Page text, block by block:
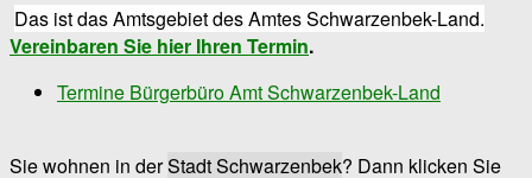
Das ist das Amtsgebiet des Amtes Schwarzenbek-Land.
Vereinbaren Sie hier Ihren Termin.
Termine Bürgerbüro Amt Schwarzenbek-Land
Sie wohnen in derStadt Schwarzenbek? Dann klicken Sie